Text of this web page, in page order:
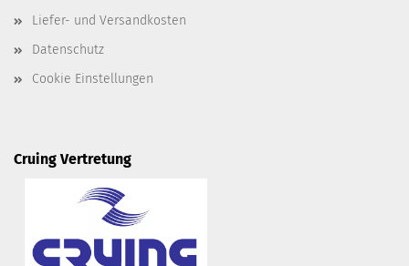
Liefer- und Versandkosten
Datenschutz
Cookie Einstellungen
Cruing Vertretung